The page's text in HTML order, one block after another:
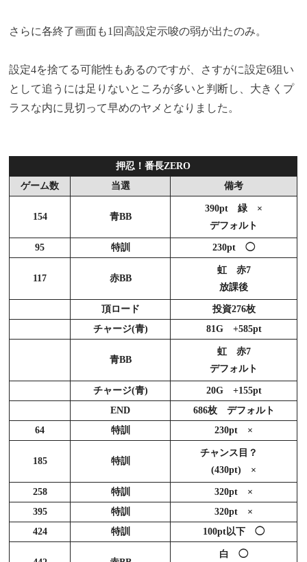
さらに各終了画面も1回高設定示唆の弱が出たのみ。
設定4を捨てる可能性もあるのですが、さすがに設定6狙い
として追うには足りないところが多いと判断し、大きくプ
ラスな内に見切って早めのヤメとなりました。
押忍！番長ZERO
ゲーム数
当選 備考
154 青BB
390pt 緑 ×
デフォルト
95 特訓 230pt ◯
117 赤BB
虹 赤7
放課後
頂ロード
投資276枚
チャージ(青)
81G +585pt
青BB
虹 赤7
デフォルト
チャージ(青)
20G +155pt
END
686枚 デフォルト
64
特訓 230pt ×
185 特訓
チャンス目？
(430pt) ×
258 特訓
320pt ×
395
特訓
320pt ×
424
特訓 100pt以下 ◯
白 ◯